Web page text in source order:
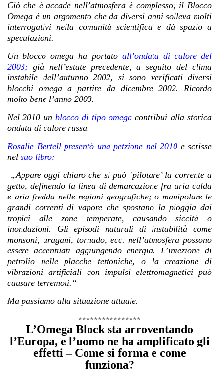
Ciò che è accade nell’atmosfera è complesso; il Blocco
Omega è un argomento che da diversi anni solleva molti
interrogativi nella comunità scientifica e dà spazio a
speculazioni.
Un blocco omega ha portatoall’ondata di calore del
2003; già nell’estate precedente, a seguito del clima
instabile dell’autunno 2002, si sono verificati diversi
blocchi omega a partire da dicembre 2002. Ricordo
molto bene l’anno 2003.
Nel 2010 un blocco di tipo omega contribuì alla storica
ondata di calore russa.
Rosalie Bertell presentò una petzione nel 2010 e scrisse
nel suo libro:
„Appare oggi chiaro che si può ‘pilotare’ la corrente a
getto, definendo la linea di demarcazione fra aria calda
e aria fredda nelle regioni geografiche; o manipolare le
grandi correnti di vapore che spostano la pioggia dai
tropici alle zone temperate, causando siccità o
inondazioni. Gli episodi naturali di instabilità come
monsoni, uragani, tornado, ecc. nell’atmosfera possono
essere accentuati aggiungendo energia. L’iniezione di
petrolio nelle placche tettoniche, o la creazione di
vibrazioni artificiali con impulsi elettromagnetici può
causare terremoti.“
Ma passiamo alla situazione attuale.
****************
L’Omega Block sta arroventando
l’Europa, e l’uomo ne ha amplificato gli
effetti – Come si forma e come
funziona?